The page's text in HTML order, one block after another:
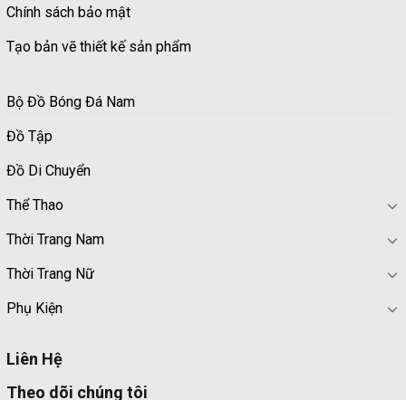
Chính sách bảo mật
Tạo bản vẽ thiết kế sản phẩm
Bộ Đồ Bóng Đá Nam
Đồ Tập
Đồ Di Chuyển
Thể Thao
Thời Trang Nam
Thời Trang Nữ
Phụ Kiện
Liên Hệ
Theo dõi chúng tôi